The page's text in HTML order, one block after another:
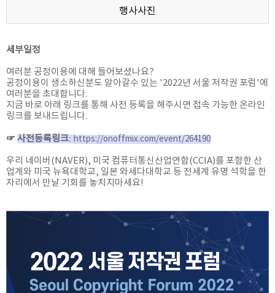
2009 서울 저작권 포럼
2008 서울 저작권 포럼
2025 서울 저작권 포럼
2023 서울 저작권 포럼
세부일정
여러분 공정이용에 대해 들어보셨나요?
공정이용이 생소하신분도 알아갈수 있는 '2022년 서울 저작권 포럼'에
여러분을 초대합니다.
지금 바로 아래 링크를 통해 사전 등록을 해주시면 접속 가능한 온라인
링크를 보내드립니다.
☞ 사전등록링크: https://onoffmix.com/event/264190
우리 네이버(NAVER), 미국 컴퓨터통신산업연합(CCIA)를 포함한 산
업계와 미국 뉴욕대학교, 일본 와세다대학교 등 전세계 유명 석학을 한
자리에서 만날 기회를 놓치지마세요!
행사사진